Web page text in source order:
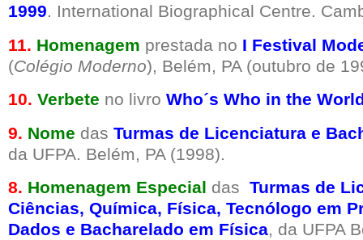
1999. International Biographical Centre.
11. Homenagem prestada no I Festival
(Colégio Moderno), Belém, PA (outubro de
10. Verbete no livro Who´s Who in the
9. Nome das Turmas de Licenciatura e
da UFPA. Belém, PA (1998).
8. Homenagem Especial das Turmas de
Ciências, Química, Física, Tecnólogo em
Dados e Bacharelado em Física, da UFPA